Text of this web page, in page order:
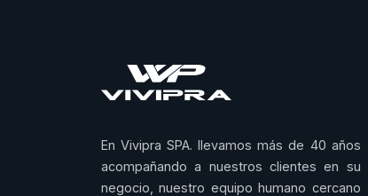
En Vivipra SPA. llevamos más de 40 años
acompañando a nuestros clientes en su
negocio, nuestro equipo humano cercano